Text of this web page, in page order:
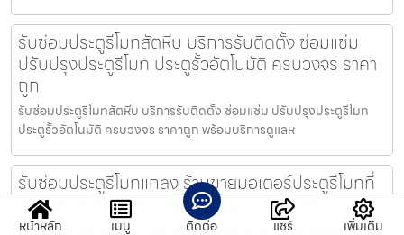
รับซ่อมประตูรีโมทสัตหีบ บริการรับติดตั้ง ซ่อมแซ่ม
ปรับปรุงประตูรีโมท ประตูรั้วอัตโนมัติ ครบวงจร ราคา
ถูก
รับซ่อมประตูรีโมทสัตหีบ บริการรับติดตั้ง ซ่อมแซ่ม ปรับปรุงประตูรีโมท
ประตูรั้วอัตโนมัติ ครบวงจร ราคาถูก พร้อมบริการดูแลห
รับซ่อมประตูรีโมทแกลง ร้านขายมอเตอร์ประตูรีโมทที่
จำหน่ายมอเตอร์ประตูรีโมททุกแบรนด์ ประตูรีโมท.com
รับซ่อมประตูรีโมทแกลง ร้านขายมอเตอร์ประตูรีโมทที่จำหน่ายมอเตอร์
หน้าหลัก เมนู ติดต่อ แชร์ เพิ่มเติม